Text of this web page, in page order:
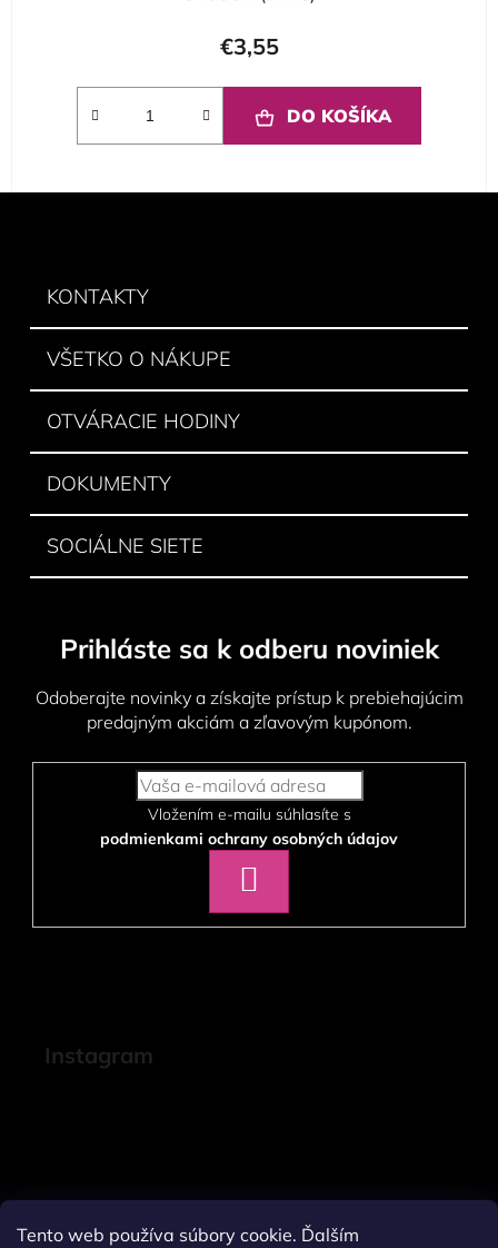
Tento web používa súbory cookie. Ďalším
€3,55
DO KOŠÍKA
KONTAKTY
VŠETKO O NÁKUPE
OTVÁRACIE HODINY
DOKUMENTY
SOCIÁLNE SIETE
Prihláste sa k odberu noviniek
Odoberajte novinky a získajte prístup k prebiehajúcim
predajným akciám a zľavovým kupónom.
podmienkami ochrany osobných údajov
SA
Instagram